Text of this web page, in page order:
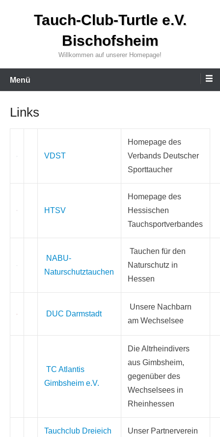
Tauch-Club-Turtle e.V.
Bischofsheim
Willkommen auf unserer Homepage!
Menü
Links
VDST
Homepage des
Verbands Deutscher
Sporttaucher
HTSV
Homepage des
Hessischen
Tauchsportverbandes
NABU-
Naturschutztauchen
Tauchen für den
Naturschutz in
Hessen
DUC Darmstadt
Unsere Nachbarn
am Wechselsee
TC Atlantis
Gimbsheim e.V.
Die Altrheindivers
aus Gimbsheim,
gegenüber des
Wechselsees in
Rheinhessen
Tauchclub Dreieich
Unser Partnerverein